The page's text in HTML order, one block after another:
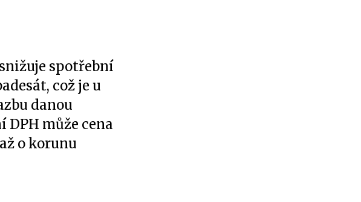
spotřební
což je u
danou
DPH může cena
o korunu